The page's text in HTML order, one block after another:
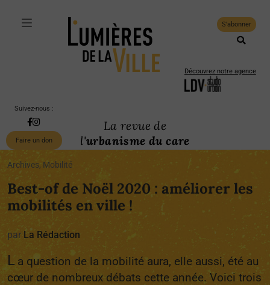
S'abonner
Découvrez notre agence
Suivez-nous :
Faire un don
La revue de
l'urbanisme du care
Archives, Mobilité
Best-of de Noël 2020 : améliorer les
mobilités en ville !
par La Rédaction
L a question de la mobilité aura, elle aussi, été au
cœur de nombreux débats cette année. Voici trois